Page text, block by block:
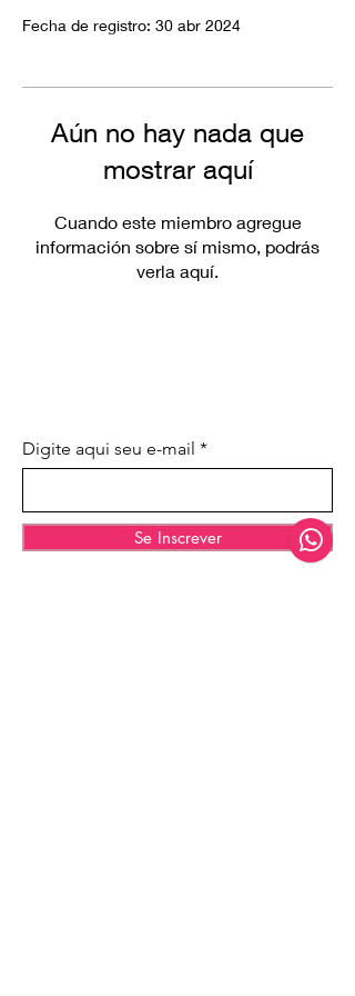
Fecha de registro: 30 abr 2024
Aún no hay nada que
mostrar aquí
Cuando este miembro agregue
información sobre sí mismo, podrás
verla aquí.
Digite aqui seu e-mail
Se Inscrever